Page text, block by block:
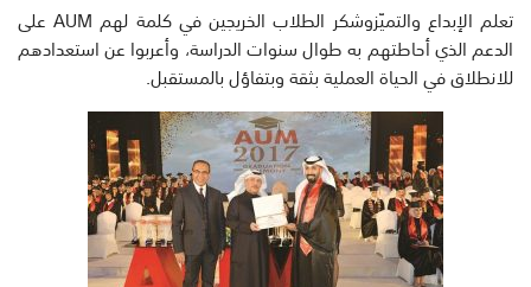
تعلم الإبداع والتميّزوشكر الطلاب الخريجين في كلمة لهم AUM على
الدعم الذي أحاطتهم به طوال سنوات الدراسة، وأعربوا عن استعدادهم
للانطلاق في الحياة العملية بثقة وبتفاؤل بالمستقبل.